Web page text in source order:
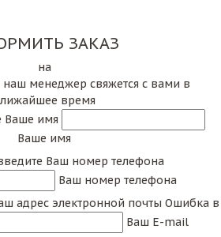
ЗАКАЗ
на
наш менеджер свяжется с вами в
время
Ваше имя
Ваше имя
Ваш номер телефона
Ваш номер телефона
адрес электронной почты Ошибка в
Ваш E-mail